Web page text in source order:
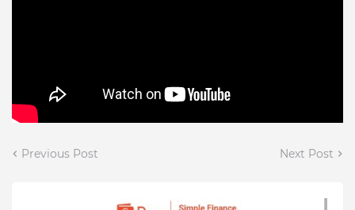
Previous Post Next Post